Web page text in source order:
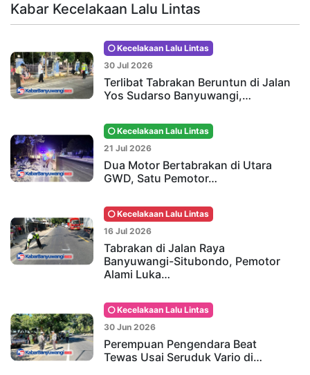
Kabar Kecelakaan Lalu Lintas
Kecelakaan Lalu Lintas
30 Jul 2026
Terlibat Tabrakan Beruntun di Jalan
Yos Sudarso Banyuwangi,…
Kecelakaan Lalu Lintas
21 Jul 2026
Dua Motor Bertabrakan di Utara
GWD, Satu Pemotor…
Kecelakaan Lalu Lintas
16 Jul 2026
Tabrakan di Jalan Raya
Banyuwangi-Situbondo, Pemotor
Alami Luka…
Kecelakaan Lalu Lintas
30 Jun 2026
Perempuan Pengendara Beat
Tewas Usai Seruduk Vario di…